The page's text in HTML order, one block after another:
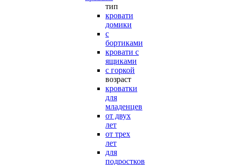
тип
кровати
домики
с
бортиками
кровати с
ящиками
с горкой
возраст
кроватки
для
младенцев
от двух
лет
от трех
лет
для
подростков